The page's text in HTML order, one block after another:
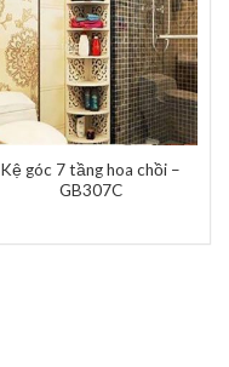
Kệ góc 7 tầng hoa chồi –
GB307C